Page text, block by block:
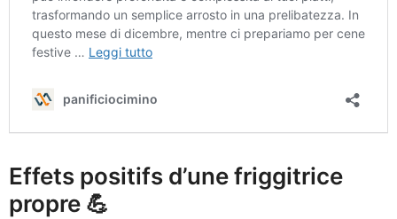
Effets positifs d’une friggitrice
propre 💪